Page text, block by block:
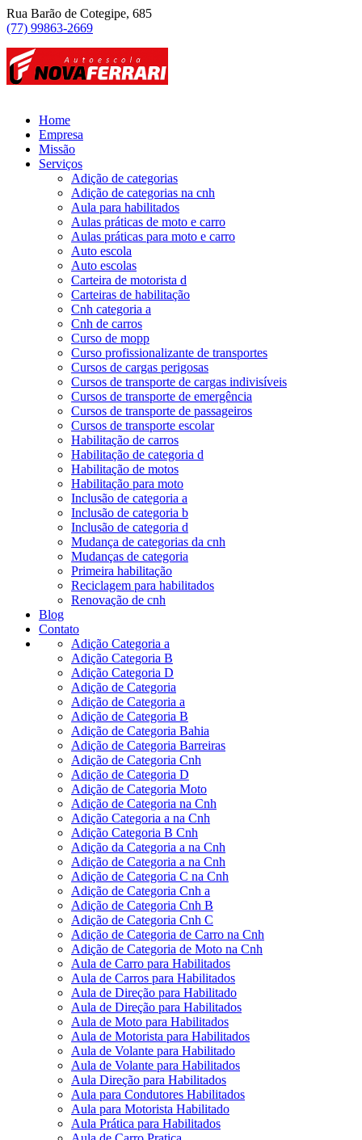
Rua Barão de Cotegipe, 685
(77) 99863-2669
Home
Empresa
Missão
Serviços
Adição de categorias
Adição de categorias na cnh
Aula para habilitados
Aulas práticas de moto e carro
Aulas práticas para moto e carro
Auto escola
Auto escolas
Carteira de motorista d
Carteiras de habilitação
Cnh categoria a
Cnh de carros
Curso de mopp
Curso profissionalizante de transportes
Cursos de cargas perigosas
Cursos de transporte de cargas indivisíveis
Cursos de transporte de emergência
Cursos de transporte de passageiros
Cursos de transporte escolar
Habilitação de carros
Habilitação de categoria d
Habilitação de motos
Habilitação para moto
Inclusão de categoria a
Inclusão de categoria b
Inclusão de categoria d
Mudança de categorias da cnh
Mudanças de categoria
Primeira habilitação
Reciclagem para habilitados
Renovação de cnh
Blog
Contato
Adição Categoria a
Adição Categoria B
Adição Categoria D
Adição de Categoria
Adição de Categoria a
Adição de Categoria B
Adição de Categoria Bahia
Adição de Categoria Barreiras
Adição de Categoria Cnh
Adição de Categoria D
Adição de Categoria Moto
Adição de Categoria na Cnh
Adição Categoria a na Cnh
Adição Categoria B Cnh
Adição da Categoria a na Cnh
Adição de Categoria a na Cnh
Adição de Categoria C na Cnh
Adição de Categoria Cnh a
Adição de Categoria Cnh B
Adição de Categoria Cnh C
Adição de Categoria de Carro na Cnh
Adição de Categoria de Moto na Cnh
Aula de Carro para Habilitados
Aula de Carros para Habilitados
Aula de Direção para Habilitado
Aula de Direção para Habilitados
Aula de Moto para Habilitados
Aula de Motorista para Habilitados
Aula de Volante para Habilitado
Aula de Volante para Habilitados
Aula Direção para Habilitados
Aula para Condutores Habilitados
Aula para Motorista Habilitado
Aula Prática para Habilitados